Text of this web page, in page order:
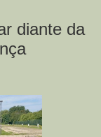
diante da